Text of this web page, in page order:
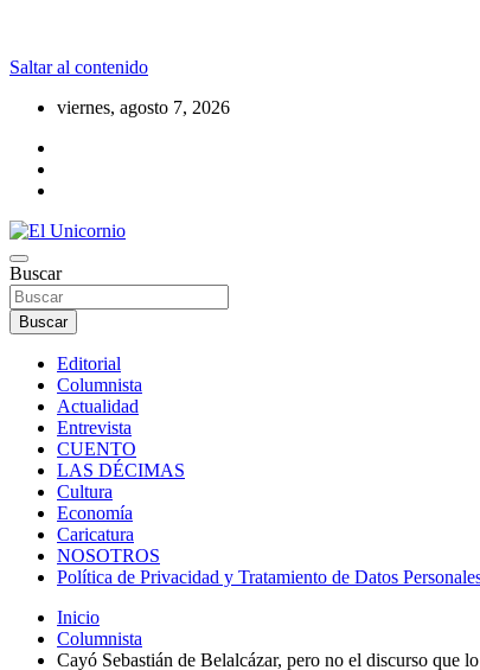
Saltar al contenido
viernes, agosto 7, 2026
El Unicornio
La realidad supera la fantasía
Buscar
Buscar
Editorial
Columnista
Actualidad
Entrevista
CUENTO
LAS DÉCIMAS
Cultura
Economía
Caricatura
NOSOTROS
Política de Privacidad y Tratamiento de Datos
Inicio
Columnista
Cayó Sebastián de Belalcázar, pero no el discurso que